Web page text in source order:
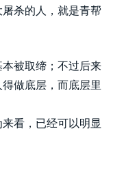
杀的人，就是青帮
被取缔；不过后来
做底层，而底层里
看，已经可以明显